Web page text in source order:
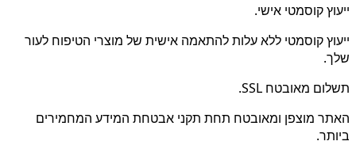
ייעוץ קוסמטי אישי.
ייעוץ קוסמטי ללא עלות להתאמה אישית של מוצרי הטיפוח לעור
שלך.
תשלום מאובטח SSL.
האתר מוצפן ומאובטח תחת תקני אבטחת המידע המחמירים
ביותר.